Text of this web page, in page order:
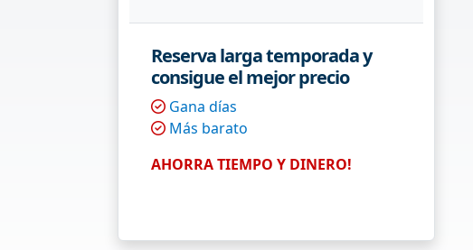
Reserva larga temporada y
consigue el mejor precio
Gana días
Más barato
AHORRA TIEMPO Y DINERO!